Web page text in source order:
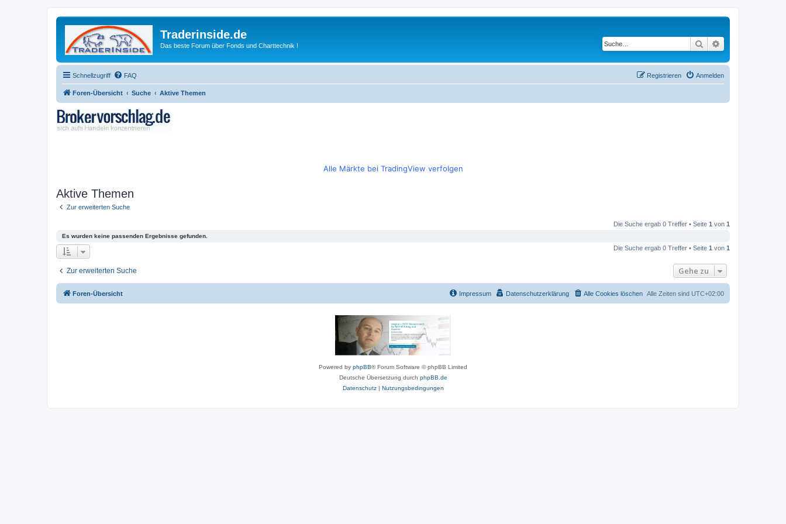
Traderinside.de
Das beste Forum über Fonds und Charttechnik ! Suche
Schnellzugriff FAQ Anmelden
Registrieren
Foren-Übersicht Suche Aktive Themen
Alle Märkte bei TradingView verfolgen
Aktive Themen
Zur erweiterten Suche
Die Suche ergab 0 Treffer • Seite 1 von 1
Es wurden keine passenden Ergebnisse gefunden.
Die Suche ergab 0 Treffer • Seite 1 von 1
Zur erweiterten Suche Gehe zu
Foren-Übersicht Alle Zeiten sind UTC+02:00
Alle Cookies löschen
Datenschutzerklärung
Impressum
Powered by phpBB® Forum Software © phpBB Limited
Deutsche Übersetzung durch phpBB.de
Datenschutz| Nutzungsbedingungen